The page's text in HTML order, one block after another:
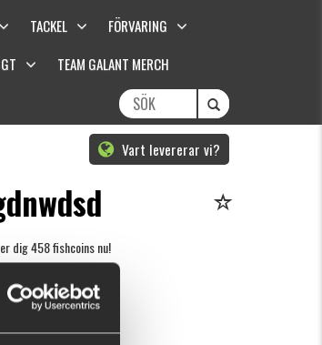
TACKEL
FÖRVARING
TEAM GALANT MERCH
Vart levererar vi?
dig 458 fishcoins nu!
KÖP
OK